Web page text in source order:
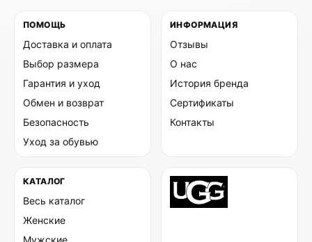
ПОМОЩЬ
Доставка и оплата
Выбор размера
Гарантия и уход
Обмен и возврат
Безопасность
Уход за обувью
ИНФОРМАЦИЯ
Отзывы
О нас
История бренда
Сертификаты
Контакты
КАТАЛОГ
Весь каталог
Женские
Мужские